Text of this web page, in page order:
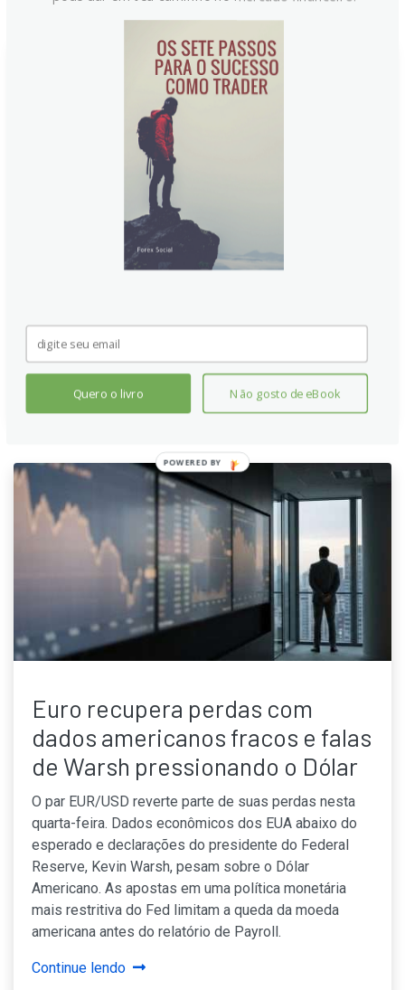
EUR/USD recua com Vendas no
Varejo dos EUA acima do
esperado e Warsh defendendo
novo framework de inflação
O par EUR/USD opera em queda nesta terça-feira,
pressionado pela resiliência da economia americana
e dados de varejo robustos. Enquanto o dólar se
estabiliza, investidores monitoram as tensões
política monetária do Fed.
Continue lendo
Euro recupera perdas com
dados americanos fracos e falas
de Warsh pressionando o Dólar
O par EUR/USD reverte parte de suas perdas nesta
quarta-feira. Dados econômicos dos EUA abaixo do
esperado e declarações do presidente do Federal
Reserve, Kevin Warsh, pesam sobre o Dólar
Americano. As apostas em uma política monetária
mais restritiva do Fed limitam a queda da moeda
americana antes do relatório de Payroll.
Continue lendo
Quero o livro Não gosto de eBook
POWERED
BY